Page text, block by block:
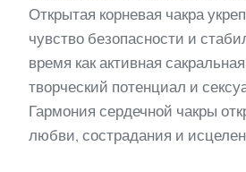
Открытая корневая чакра
чувство безопасности и
время как активная
творческий потенциал и
Гармония сердечной чакры
любви, сострадания и